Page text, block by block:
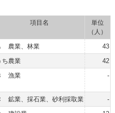
項目名
単位
（人）
農業、林業
43
ち農業
42
漁業 -
鉱業、採石業、砂利採取業
-